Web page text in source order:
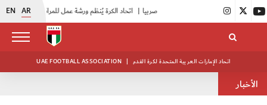
EN AR
| اتحاد الكرة يُنظم ورشة عمل للمراقبين المعتمدين |
UAE FOOTBALL ASSOCIATION | اتحاد الإمارات العربية المتحدة لكرة القدم
الأخبار